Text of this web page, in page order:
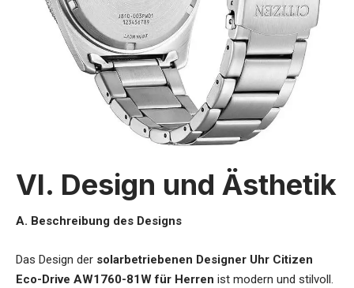
VI. Design und Ästhetik
A. Beschreibung des Designs
Das Design der solarbetriebenen Designer Uhr Citizen
Eco-Drive AW1760-81W für Herren ist modern und stilvoll.